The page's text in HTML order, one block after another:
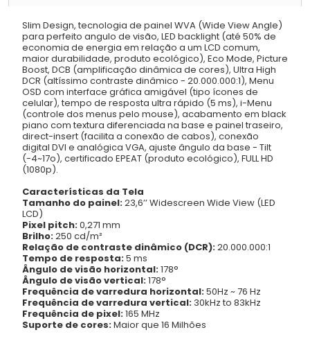
Slim Design, tecnologia de painel WVA (Wide View Angle)
para perfeito angulo de visão, LED backlight (até 50% de
economia de energia em relação a um LCD comum,
maior durabilidade, produto ecológico), Eco Mode, Picture
Boost, DCB (amplificação dinâmica de cores), Ultra High
DCR (altíssimo contraste dinâmico - 20.000.000:1), Menu
OSD com interface gráfica amigável (tipo ícones de
celular), tempo de resposta ultra rápido (5 ms), i-Menu
(controle dos menus pelo mouse), acabamento em black
piano com textura diferenciada na base e painel traseiro,
direct-insert (facilita a conexão de cabos), conexão
digital DVI e analógica VGA, ajuste ângulo da base - Tilt
(-4~17o), certificado EPEAT (produto ecológico), FULL HD
(1080p).
Características da Tela
Tamanho do painel:23,6’’ Widescreen Wide View (LED
LCD)
Pixel pitch:0,271 mm
Brilho:250 cd/m²
Relação de contraste dinâmico (DCR):20.000.000:1
Tempo de resposta:5 ms
Ângulo de visão horizontal:178°
Ângulo de visão vertical:178°
Frequência de varredura horizontal:50Hz ~ 76 Hz
Frequência de varredura vertical: 30kHz to 83kHz
Frequência de pixel:165 MHz
Suporte de cores:Maior que 16 Milhões